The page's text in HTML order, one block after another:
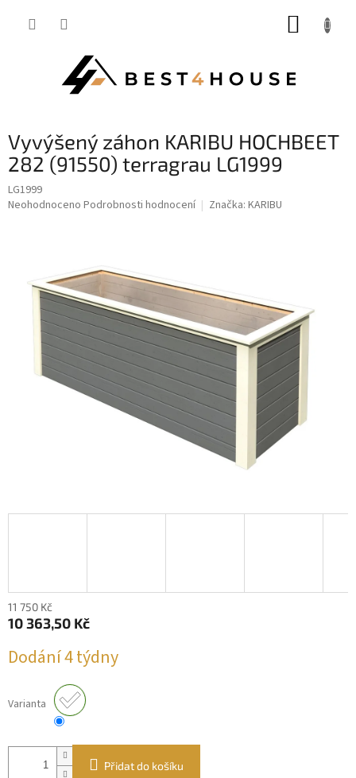
vyvýšený záhon KARIBU HOCHBEET
282 (91550) terragrau LG1999
LG1999
Průměrné
hvězdiček.
Neohodnoceno Podrobnosti hodnocení Značka: KARIBU
11 750 Kč
10 363,50 Kč
cena:
Dodání 4 týdny
Varianta
Přidat do košíku